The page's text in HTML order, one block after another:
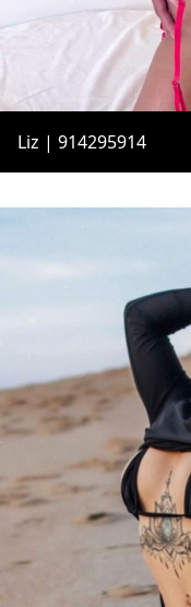
Liz | 914295914